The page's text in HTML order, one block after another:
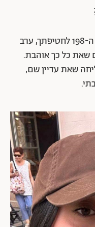
שלי, אני כותבת לך היום ביום ה-198 לחטיפתך, ערב
שאת כל כך אוהבת.
שאת עדיין שם,